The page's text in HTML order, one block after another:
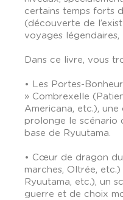
certains temps forts
(découverte de
voyages légendaires,
Dans ce livre, vous
• Les Portes-
» Combrexelle
Americana, etc.),
prolonge le scénario
base de Ryuutama.
• Cœur de dragon
marches, Oltrée,
Ryuutama, etc.), un
guerre et de choix